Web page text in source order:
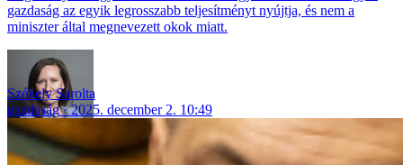
gazdaság az egyik legrosszabb teljesítményt nyújtja, és nem a
miniszter által megnevezett okok miatt.
Székely Sarolta
gazdaság
2025. december 2. 10:49